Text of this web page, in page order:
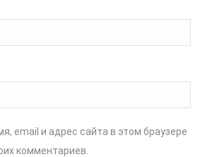
email и адрес сайта в этом браузере
комментариев.